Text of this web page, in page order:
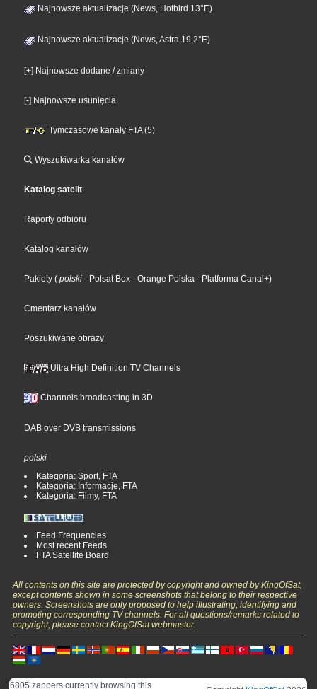
Najnowsze aktualizacje (News, Hotbird 13°E)
Najnowsze aktualizacje (News, Astra 19,2°E)
[+] Najnowsze dodane / zmiany
[-] Najnowsze usunięcia
Tymczasowe kanały FTA (5)
Wyszukiwarka kanałów
Katalog satelit
Raporty odbioru
Katalog kanałów
Pakiety ( polski - Polsat Box - Orange Polska - Platforma Canal+)
Cmentarz kanałów
Poszukiwane obrazy
Ultra High Definition TV Channels
Channels broadcasting in 3D
DAB over DVB transmissions
polski
Kategoria: Sport, FTA
Kategoria: Informacje, FTA
Kategoria: Filmy, FTA
Feed Frequencies
Most recent Feeds
FTA Satellite Board
All contents on this site are protected by copyright and owned by KingOfSat,
except contents shown in some screenshots that belong to their respective
owners. Screenshots are only proposed to help illustrating, identifying and
promoting corresponding TV channels. For all questions/remarks related to
copyright, please contact KingOfSat webmaster.
6805 zappers currently browsing this